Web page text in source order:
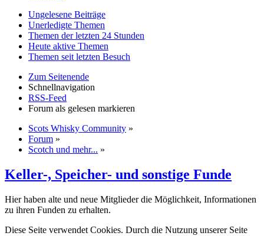
Ungelesene Beiträge
Unerledigte Themen
Themen der letzten 24 Stunden
Heute aktive Themen
Themen seit letzten Besuch
Zum Seitenende
Schnellnavigation
RSS-Feed
Forum als gelesen markieren
Scots Whisky Community »
Forum »
Scotch und mehr... »
Keller-, Speicher- und sonstige Funde
Hier haben alte und neue Mitglieder die Möglichkeit, Informationen
zu ihren Funden zu erhalten.
Diese Seite verwendet Cookies. Durch die Nutzung unserer Seite